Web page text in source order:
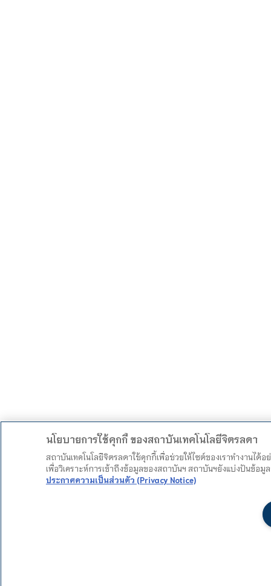
นโยบายการใช้คุกกี้ ของสถาบันเทคโนโลยีจิตรลดา
สถาบันเทคโนโลยีจิตรลดาใช้คุกกี้เพื่อช่วยให้ไซต์ของเราทำงานไ
เพื่อวิเคราะห์การเข้าถึงข้อมูลของสถาบันฯ สถาบันฯยังแบ่งปันข้อ
ประกาศความเป็นส่วนตัว (Privacy Notice)